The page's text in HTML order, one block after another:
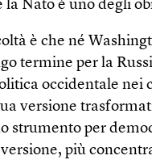
la Nato è uno degli
è che né
termine per la
occidentale nei
versione
strumento per
più